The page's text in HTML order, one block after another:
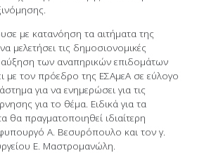
με κατανόηση τα αιτήματα της
μελετήσει τις δημοσιονομικές
των αναπηρικών επιδομάτων
με τον πρόεδρο της ΕΣΑμεΑ σε εύλογο
για να ενημερώσει για τις
για το θέμα. Ειδικά για τα
θα πραγματοποιηθεί ιδιαίτερη
Α. Βεσυρόπουλο και τον γ.
Ε. Μαστρομανώλη.